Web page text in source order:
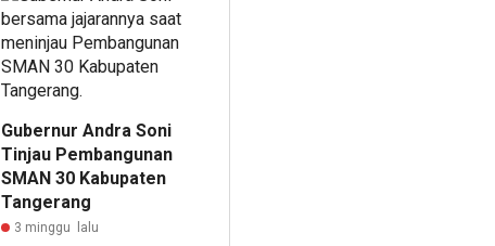
Gubernur Andra Soni
Tinjau Pembangunan
SMAN 30 Kabupaten
Tangerang
3 minggu lalu